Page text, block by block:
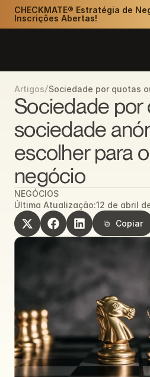
Artigos/Sociedade por quotas
anónima: qual escolher
Sociedade por
sociedade
escolher para
negócio
NEGÓCIOS
Última Atualização:12 de abril
Copiar
Copiar
CHECKMATE® Estratégia de
Inscrições Abertas!